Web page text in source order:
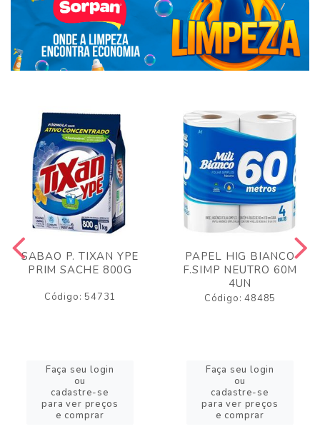
SABAO P. TIXAN YPE
PRIM SACHE 800G
Código: 54731
Faça seu login
ou
cadastre-se
para ver preços
e comprar
PAPEL HIG BIANCO
F.SIMP NEUTRO 60M
4UN
Código: 48485
Faça seu login
ou
cadastre-se
para ver preços
e comprar